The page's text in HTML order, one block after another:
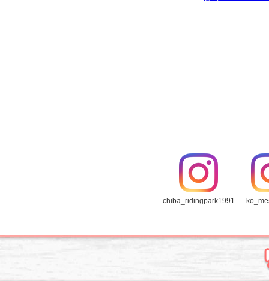
chiba_ridingpark1991